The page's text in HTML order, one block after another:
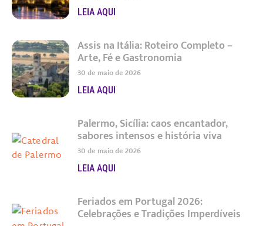
LEIA AQUI
Assis na Itália: Roteiro Completo –
Arte, Fé e Gastronomia
30 de maio de 2026
LEIA AQUI
Palermo, Sicília: caos encantador,
sabores intensos e história viva
30 de maio de 2026
LEIA AQUI
Feriados em Portugal 2026:
Celebrações e Tradições Imperdíveis